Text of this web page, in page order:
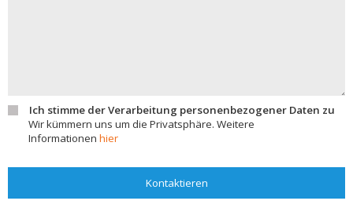
Ich stimme der Verarbeitung personenbezogener Daten zu
Wir kümmern uns um die Privatsphäre. Weitere
Informationen hier
Kontaktieren